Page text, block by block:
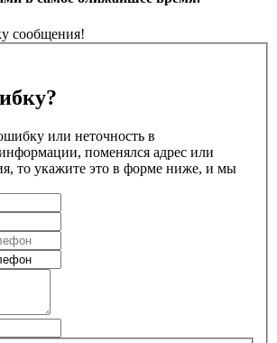
сообщения!
или неточность в
поменялся адрес или
то укажите это в форме ниже, и мы